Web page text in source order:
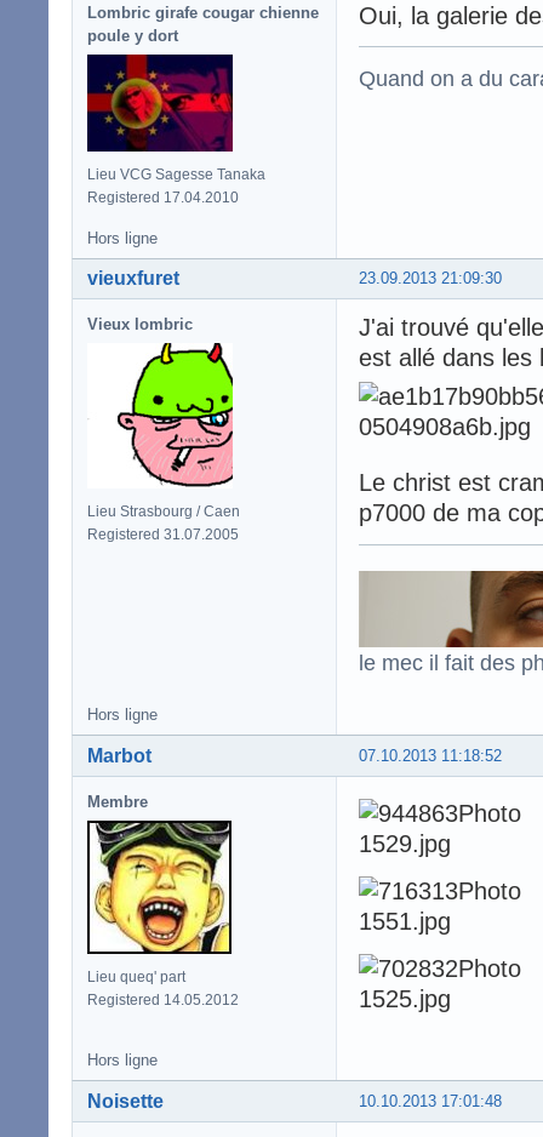
Lombric girafe cougar chienne
poule y dort
Lieu VCG Sagesse Tanaka
Registered 17.04.2010
Oui, la galerie
Quand on a du
Hors ligne
23.09.2013 21:09:30
vieuxfuret
Vieux lombric
Lieu Strasbourg / Caen
Registered 31.07.2005
J'ai trouvé
est allé dans les
Le christ est
p7000 de ma
le mec il fait des
Hors ligne
07.10.2013 11:18:52
Marbot
Membre
Lieu queq' part
Registered 14.05.2012
Hors ligne
10.10.2013 17:01:48
Noisette